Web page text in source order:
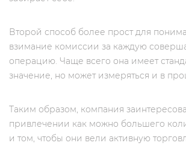
Второй способ более прост для
взимание комиссии за каждую
операцию. Чаще всего она имеет
значение, но может измеряться и в
Таким образом, компания
привлечении как можно большего
и том, чтобы они вели активную